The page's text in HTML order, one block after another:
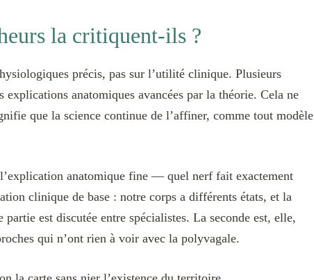
la critiquent-ils ?
précis, pas sur l’utilité clinique. Plusieurs
anatomiques avancées par la théorie. Cela ne
que la science continue de l’affiner, comme tout modèle
anatomique fine — quel nerf fait exactement
clinique de base : notre corps a différents états, et la
est discutée entre spécialistes. La seconde est, elle,
qui n’ont rien à voir avec la polyvagale.